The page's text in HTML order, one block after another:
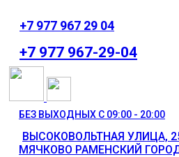
⁦+7 977 967 29 04
⁦+7 977 967-29-04
БЕЗ ВЫХОДНЫХ С 09:00 - 20:00
ВЫСОКОВОЛЬТНАЯ УЛИЦА,
МЯЧКОВО РАМЕНСКИЙ